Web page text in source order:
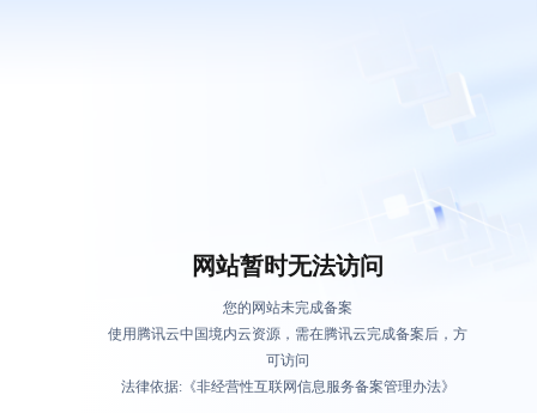
网站暂时无法访问
您的网站未完成备案
使用腾讯云中国境内云资源，需在腾讯云完成备案后，方
可访问
法律依据:《非经营性互联网信息服务备案管理办法》